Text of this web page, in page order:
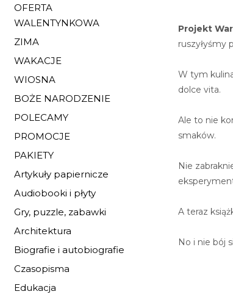
OFERTA
WALENTYNKOWA
ZIMA
WAKACJE
WIOSNA
BOŻE NARODZENIE
POLECAMY
PROMOCJE
PAKIETY
Artykuły papiernicze
Audiobooki i płyty
Gry, puzzle, zabawki
Architektura
Biografie i autobiografie
Czasopisma
Edukacja
Projekt
ruszyłyśmy
W tym
dolce vita.
Ale to nie
smaków.
Nie
A teraz
No i nie bój